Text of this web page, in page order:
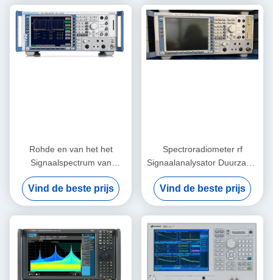
spectrumanalysator van de
X-serie
Rohde en van het het
Signaalspectrum van
Schwarz FSQ8 de
Analysator Multifunctionele 8
GHz
Vind de beste prijs
Spectroradiometer rf
Signaalanalysator Duurzame
Rohde en Schwarz FSQ3
Vind de beste prijs